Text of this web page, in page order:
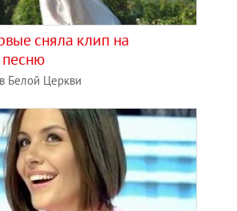
сняла клип на
Белой Церкви